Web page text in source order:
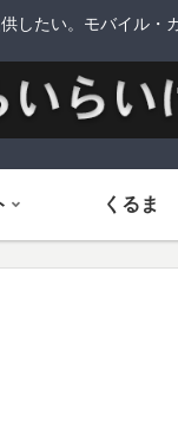
したい。モバイル・
くるま